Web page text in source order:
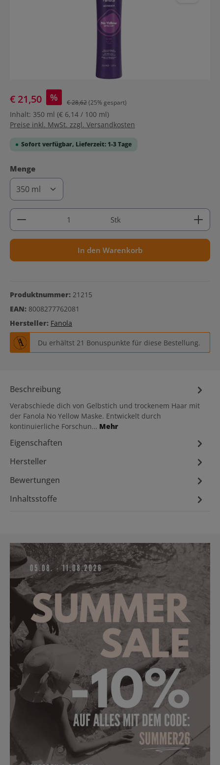
€ 21,50 % € 28,62(25% gespart)
Inhalt: 350 ml (€ 6,14 / 100 ml)
Preise inkl. MwSt. zzgl. Versandkosten
Sofort verfügbar, Lieferzeit: 1-3 Tage
Mengeauswählen
Produkt Anzahl: Gib den gewünschten Wert ein
Stk
In den Warenkorb
Produktnummer: 21215
EAN: 8008277762081
Hersteller: Fanola
Du erhältst 21 Bonuspunkte für diese Bestellung.
Beschreibung
Verabschiede dich von Gelbstich und trockenem Haar mit
der Fanola No Yellow Maske. Entwickelt durch
kontinuierliche Forschun… Mehr
Eigenschaften
Hersteller
Bewertungen
Inhaltsstoffe